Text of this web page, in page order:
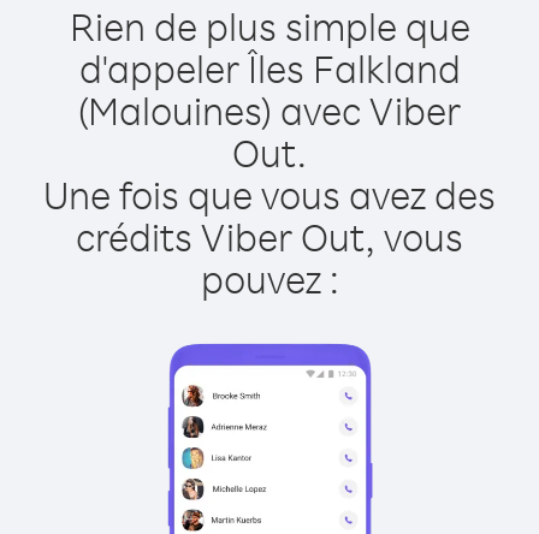
Rien de plus simple que
d'appeler Îles Falkland
(Malouines) avec Viber
Out.
Une fois que vous avez des
crédits Viber Out, vous
pouvez :